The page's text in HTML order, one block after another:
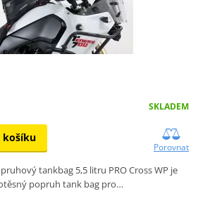
SKLADEM
košíku
Porovnat
tankbag 5,5 litru PRO Cross WP je
popruh tank bag pro…